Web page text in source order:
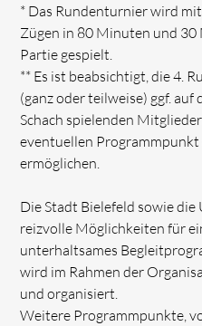
* Das Rundenturnier wird
Zügen in 80 Minuten und
Partie gespielt.
** Es ist beabsichtigt, die 4.
(ganz oder teilweise) ggf. auf
Schach spielenden
eventuellen
ermöglichen.
Die Stadt Bielefeld sowie
reizvolle Möglichkeiten für
unterhaltsames
wird im Rahmen der
und organisiert.
Weitere Programmpunkte,